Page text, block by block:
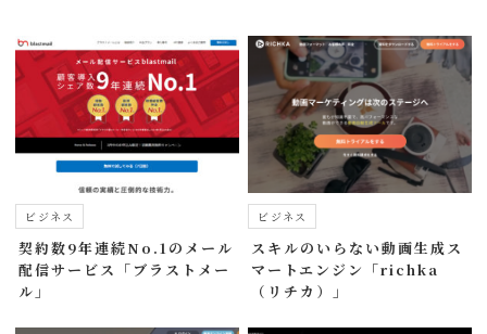
ビジネス
契約数9年連続No.1のメール
配信サービス「ブラストメー
ル」
ビジネス
スキルのいらない動画生成ス
マートエンジン「richka
（リチカ）」